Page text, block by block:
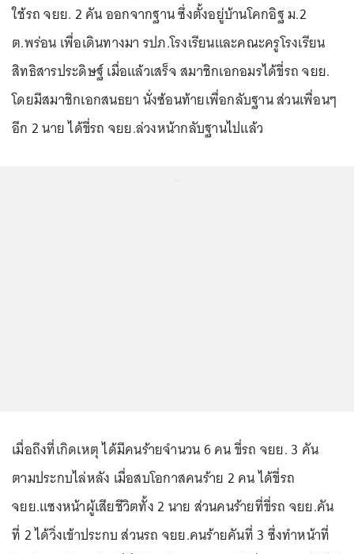
ใช้รถ จยย. 2 คัน ออกจากฐาน ซึ่งตั้งอยู่บ้านโคกอิฐ ม.2
ต.พร่อน เพื่อเดินทางมา รปภ.โรงเรียนและคณะครูโรงเรียน
สิทธิสารประดิษฐ์ เมื่อแล้วเสร็จ สมาชิกเอกอมรได้ขี่รถ จยย.
โดยมีสมาชิกเอกสนธยา นั่งซ้อนท้ายเพื่อกลับฐาน ส่วนเพื่อนๆ
อีก 2 นาย ได้ขี่รถ จยย.ล่วงหน้ากลับฐานไปแล้ว
เมื่อถึงที่เกิดเหตุ ได้มีคนร้ายจำนวน 6 คน ขี่รถ จยย. 3 คัน
ตามประกบไล่หลัง เมื่อสบโอกาสคนร้าย 2 คน ได้ขี่รถ
จยย.แซงหน้าผู้เสียชีวิตทั้ง 2 นาย ส่วนคนร้ายที่ขี่รถ จยย.คัน
ที่ 2 ได้วิ่งเข้าประกบ ส่วนรถ จยย.คนร้ายคันที่ 3 ซึ่งทำหน้าที่